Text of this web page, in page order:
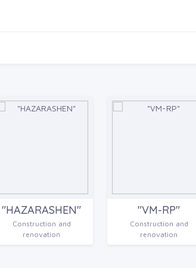
"HAZARASHEN"
Construction and
renovation
"VM-RP"
Construction and
renovation